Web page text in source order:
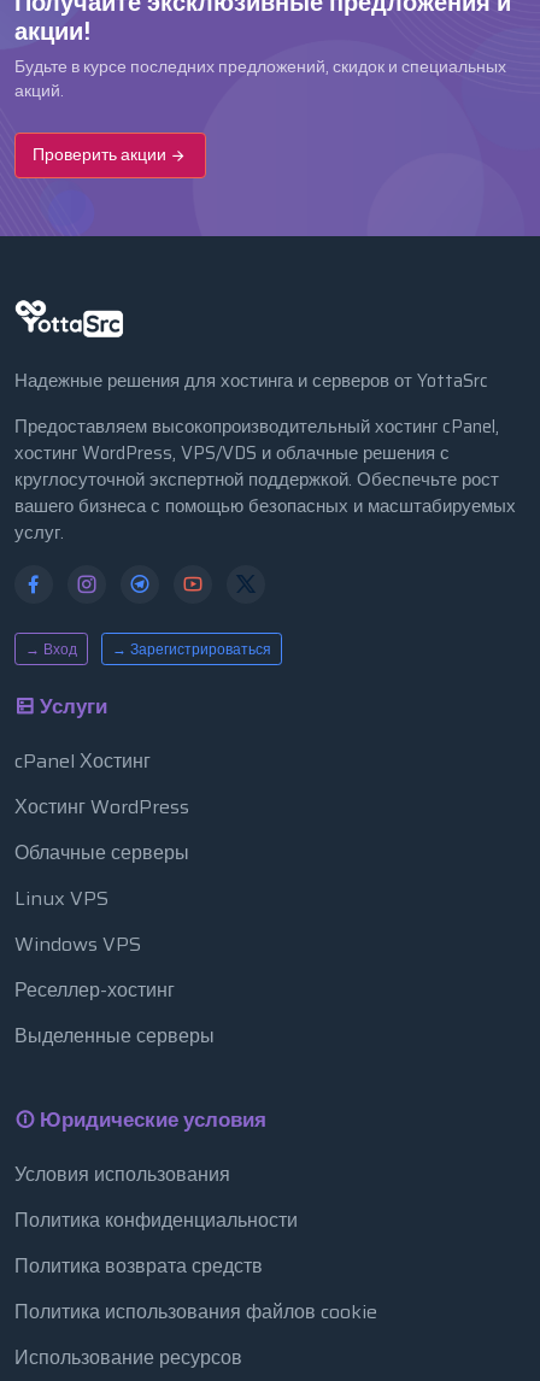
акции!
Будьте в курсе последних предложений, скидок и специальных
акций.
Проверить акции
Надежные решения для хостинга и серверов от YottaSrc
Предоставляем высокопроизводительный хостинг cPanel,
хостинг WordPress, VPS/VDS и облачные решения с
круглосуточной экспертной поддержкой. Обеспечьте рост
вашего бизнеса с помощью безопасных и масштабируемых
услуг.
→ Вход → Зарегистрироваться
Услуги
cPanel Хостинг
Хостинг WordPress
Облачные серверы
Linux VPS
Windows VPS
Реселлер-хостинг
Выделенные серверы
Юридические условия
Условия использования
Политика конфиденциальности
Политика возврата средств
Политика использования файлов cookie
Использование ресурсов